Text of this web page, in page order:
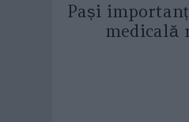
Pași
medicală